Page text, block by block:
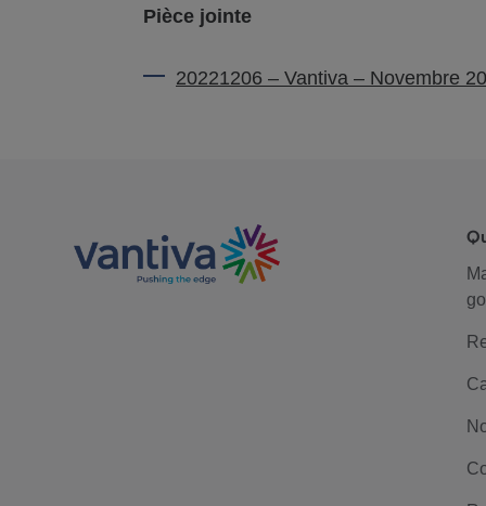
Pièce jointe
20221206 – Vantiva – Novembre